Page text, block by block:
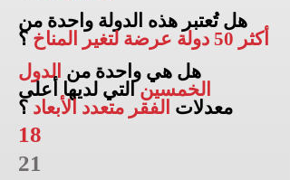
هل تُعتبر هذه الدولة واحدة من
أكثر 50 دولة عرضة لتغير المناخ
؟
هل هي واحدة من الدول
الخمسين التي لديها أعلى
معدلات الفقر متعدد الأبعاد ؟
18
21